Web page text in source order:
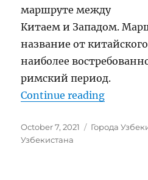
маршруте между
Китаем и Западом.
название от
наиболее
римский период.
Continue reading“Города
Posted
on
October 7, 2021 Categories
Города
Узбекистана